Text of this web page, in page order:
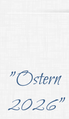
"Ostern
2026"